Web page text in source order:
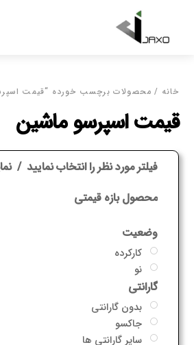
content
خانه / محصولات برچسب خورده “قیمت
قیمت اسپرسو ماشین
فیلتر مورد نظر را انتخاب نمایید
محصول بازه قیمتی
وضعیت
کارکرده
نو
گارانتی
بدون گارانتی
جاکسو
سایر گارانتی ها